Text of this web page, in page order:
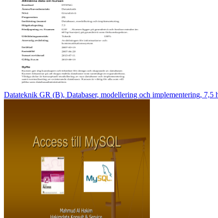
Datateknik GR (B), Databaser, modellering och implementering, 7,5